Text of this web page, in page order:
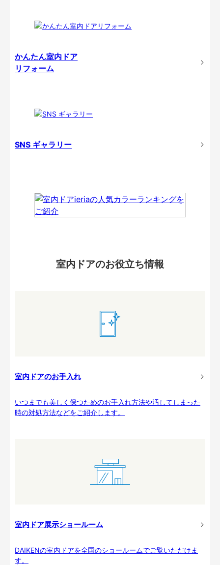
かんたん室内ドア
リフォーム
SNS ギャラリー
室内ドアのお役立ち情報
室内ドアのお手入れ
いつまでも美しく保つためのお手入れ方法や汚してしまった
時の対処方法などをご紹介します。
室内ドア展示ショールーム
DAIKENの室内ドアを全国のショールームでご覧いただけま
す。